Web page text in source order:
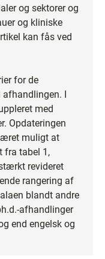
og sektorer og
og kliniske
kan fås ved
for de
afhandlingen. I
med
Opdateringen
muligt at
fra tabel 1,
revideret
rangering af
blandt andre
afhandlinger
end engelsk og